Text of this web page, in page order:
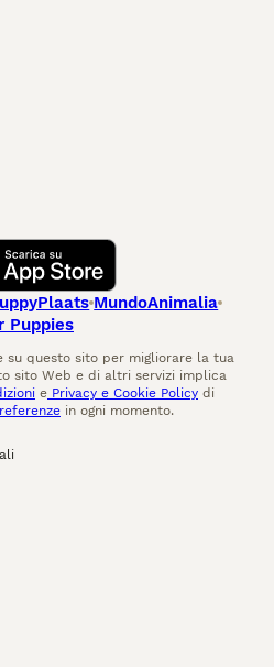
MundoAnimalia
Puppies
su questo sito per migliorare la tua
sito Web e di altri servizi implica
e Privacy e Cookie Policy di
in ogni momento.